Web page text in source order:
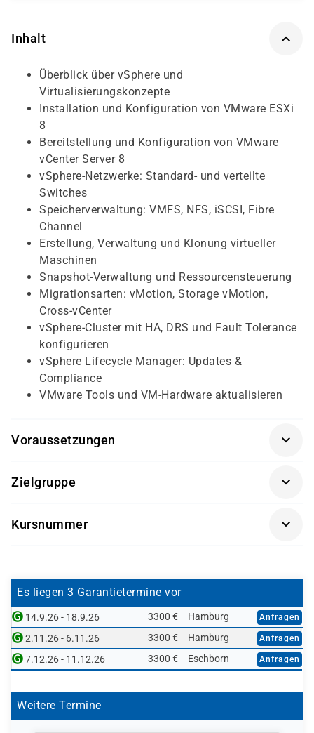
Inhalt
Überblick über vSphere und
Virtualisierungskonzepte
Installation und Konfiguration von VMware ESXi
8
Bereitstellung und Konfiguration von VMware
vCenter Server 8
vSphere-Netzwerke: Standard- und verteilte
Switches
Speicherverwaltung: VMFS, NFS, iSCSI, Fibre
Channel
Erstellung, Verwaltung und Klonung virtueller
Maschinen
Snapshot-Verwaltung und Ressourcensteuerung
Migrationsarten: vMotion, Storage vMotion,
Cross-vCenter
vSphere-Cluster mit HA, DRS und Fault Tolerance
konfigurieren
vSphere Lifecycle Manager: Updates &
Compliance
VMware Tools und VM-Hardware aktualisieren
Voraussetzungen
Erfahrung in der Systemadministration unter
Microsoft Windows oder Linux
Zielgruppe
Systemadministratoren, die VMware vSphere
betreuen
IT-Fachkräfte, die eine Grundlage für weitere
VMware-Zertifizierungen legen möchten
Kursnummer
Es liegen 3 Garantietermine vor
14.9.26 - 18.9.26 3300 € Hamburg Anfragen
2.11.26 - 6.11.26 3300 € Hamburg Anfragen
7.12.26 - 11.12.26 3300 € Eschborn Anfragen
Weitere Termine